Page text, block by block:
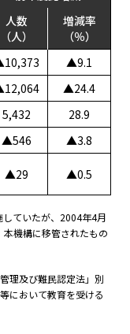
人数
（人）
増減率
（％）
▲9.1
▲24.4
5,432
28.9
▲546
▲3.8
▲29 ▲0.5
ていたが、 2004年4月
機構に移管されたもの
理及び難民認定法」別
において教育を受ける